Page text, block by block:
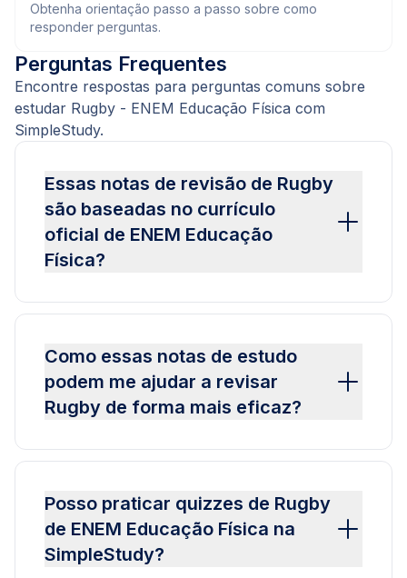
Obtenha orientação passo a passo sobre como
responder perguntas.
Perguntas Frequentes
Encontre respostas para perguntas comuns sobre
estudar Rugby - ENEM Educação Física com
SimpleStudy.
Essas notas de revisão de Rugby
são baseadas no currículo
oficial de ENEM Educação
Física?
Como essas notas de estudo
podem me ajudar a revisar
Rugby de forma mais eficaz?
Posso praticar quizzes de Rugby
de ENEM Educação Física na
SimpleStudy?